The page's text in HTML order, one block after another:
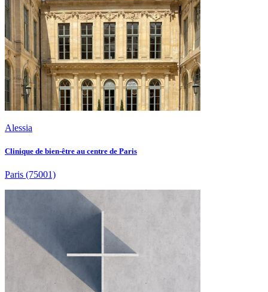
Alessia
Clinique de bien-être au centre de Paris
Paris (75001)